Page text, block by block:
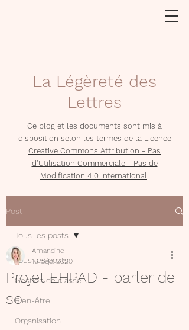
La Légèreté des
Lettres
Ce blog et les documents sont mis à
disposition selon les termes de la Licence
Creative Commons Attribution - Pas
d'Utilisation Commerciale - Pas de
Modification 4.0 International.
Post
Tous les posts
Gestion de classe
Bien-être
Organisation
Tous les posts
Projet EHPAD - parler de
soi
Amandine
16 déc. 2020